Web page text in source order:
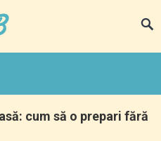
cum să o prepari fără